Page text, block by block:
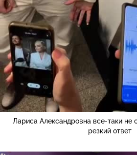
Лариса Александровна все-таки не
резкий ответ